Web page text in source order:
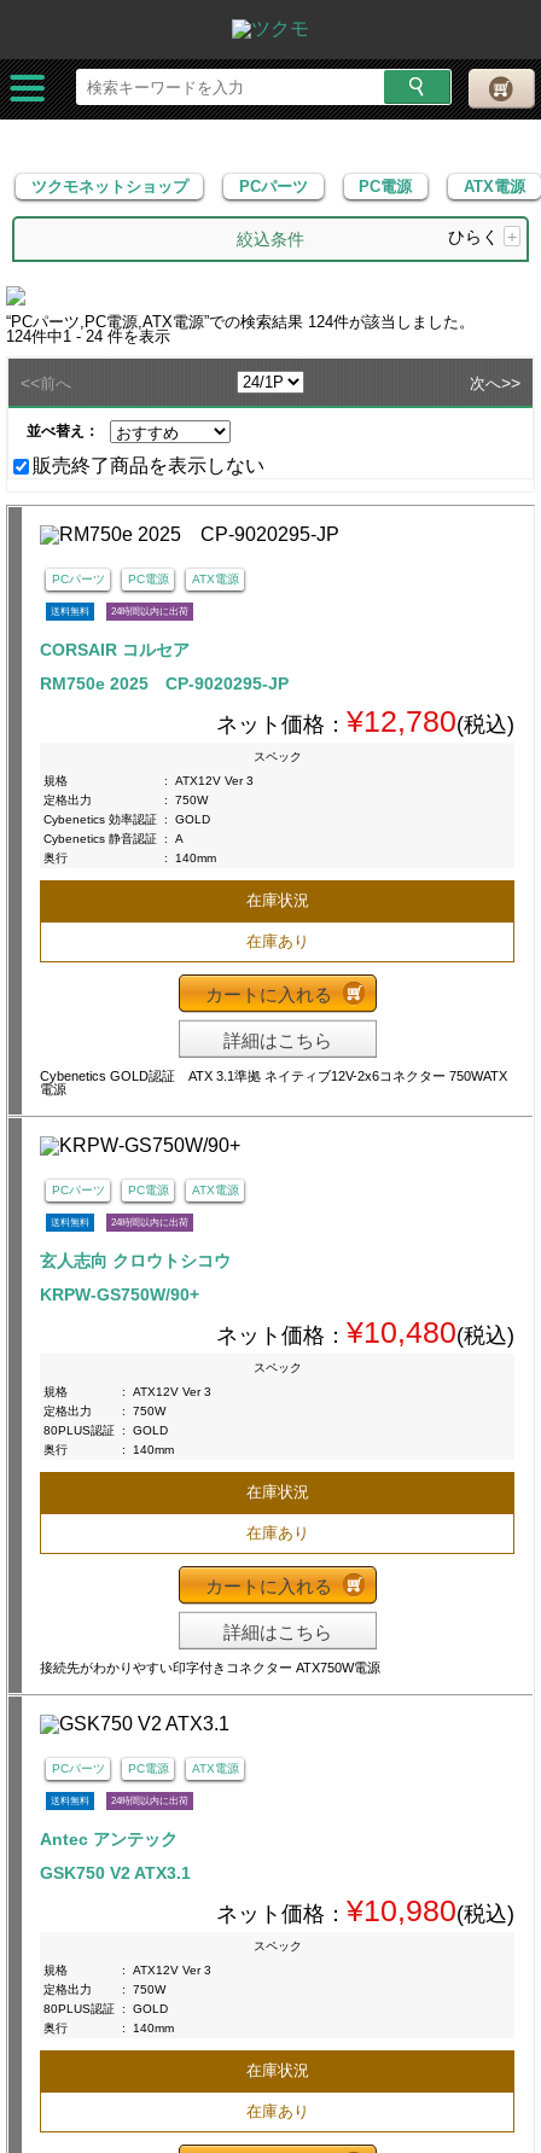
ツクモネットショップ PCパーツ ATX電源
ツクモネットショップ PCパーツ PC電源 ATX電源
絞込条件 ひらく +
“PCパーツ,PC電源,ATX電源”での検索結果 124件が該当しました。
124件中1 - 24 件を表示
<<前へ 次へ>>
並べ替え：
販売終了商品を表示しない
PCパーツ PC電源 ATX電源
送料無料 24時間以内に出荷
CORSAIR コルセア
RM750e 2025 CP-9020295-JP
ネット価格： ¥12,780(税込)
スペック
規格
:
ATX12V Ver 3
定格出力
:
750W
Cybenetics 効率認証 :
GOLD
Cybenetics 静音認証 :
A
奥行
: 140mm
在庫状況
在庫あり
カートに入れる
詳細はこちら
Cybenetics GOLD認証 ATX 3.1準拠 ネイティブ12V-2x6コネクター 750WATX
電源
PCパーツ PC電源 ATX電源
送料無料 24時間以内に出荷
玄人志向 クロウトシコウ
KRPW-GS750W/90+
ネット価格： ¥10,480(税込)
スペック
規格
:
ATX12V Ver 3
定格出力
:
750W
80PLUS認証 :
GOLD
奥行
: 140mm
在庫状況
在庫あり
カートに入れる
詳細はこちら
接続先がわかりやすい印字付きコネクター ATX750W電源
PCパーツ PC電源 ATX電源
送料無料 24時間以内に出荷
Antec アンテック
GSK750 V2 ATX3.1
ネット価格： ¥10,980(税込)
スペック
規格
:
ATX12V Ver 3
定格出力
:
750W
80PLUS認証 :
GOLD
奥行
: 140mm
在庫状況
在庫あり